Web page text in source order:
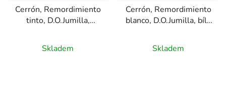
Cerrón, Remordimiento
tinto, D.O.Jumilla,
Skladem
Cerrón, Remordimiento
blanco, D.O.Jumilla, bílé
Skladem